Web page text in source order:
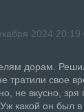
2024 20:19
дорам.
тратили свое
не вкусно, зря
какой он был в